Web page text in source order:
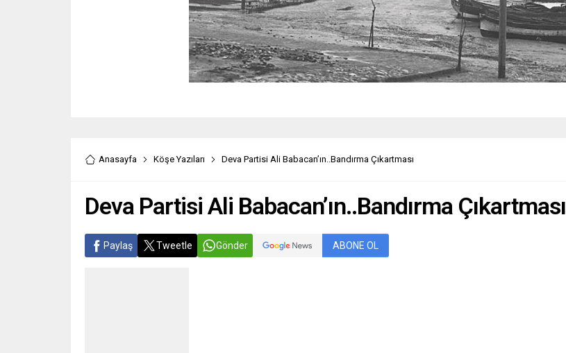
Anasayfa Köşe Yazıları Deva Partisi Ali Babacan’ın..Bandırma Çıkartması
Deva Partisi Ali Babacan’ın..Bandırma Çıkartması
Paylaş Tweetle Gönder ABONE OL